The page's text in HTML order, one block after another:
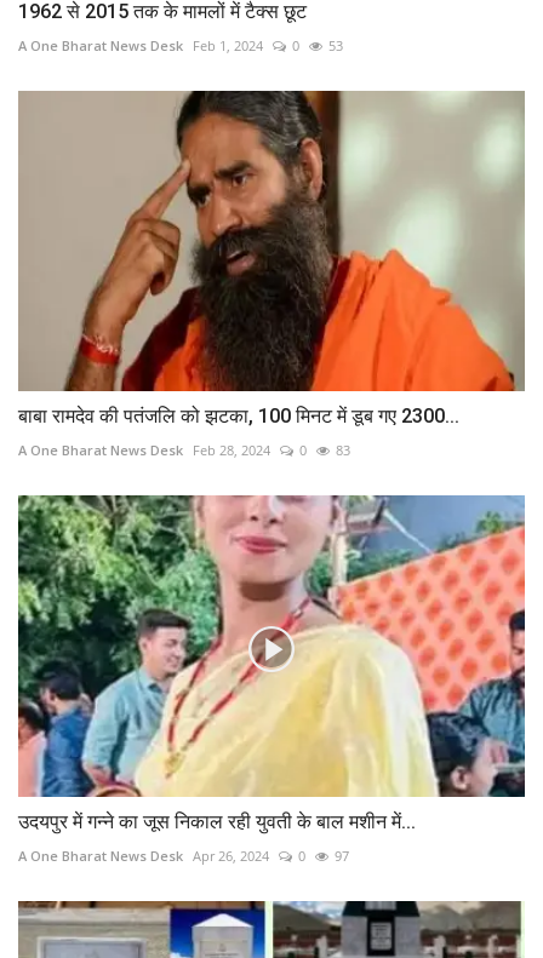
1962 से 2015 तक के मामलों में टैक्स छूट
A One Bharat News Desk Feb 1, 2024 0 53
बाबा रामदेव की पतंजलि को झटका, 100 मिनट में डूब गए 2300...
A One Bharat News Desk Feb 28, 2024 0 83
उदयपुर में गन्ने का जूस निकाल रही युवती के बाल मशीन में...
A One Bharat News Desk Apr 26, 2024 0 97